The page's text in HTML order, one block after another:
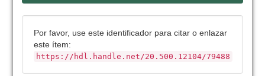
Por favor, use este identificador para citar o enlazar
este ítem:
https://hdl.handle.net/20.500.12104/79488